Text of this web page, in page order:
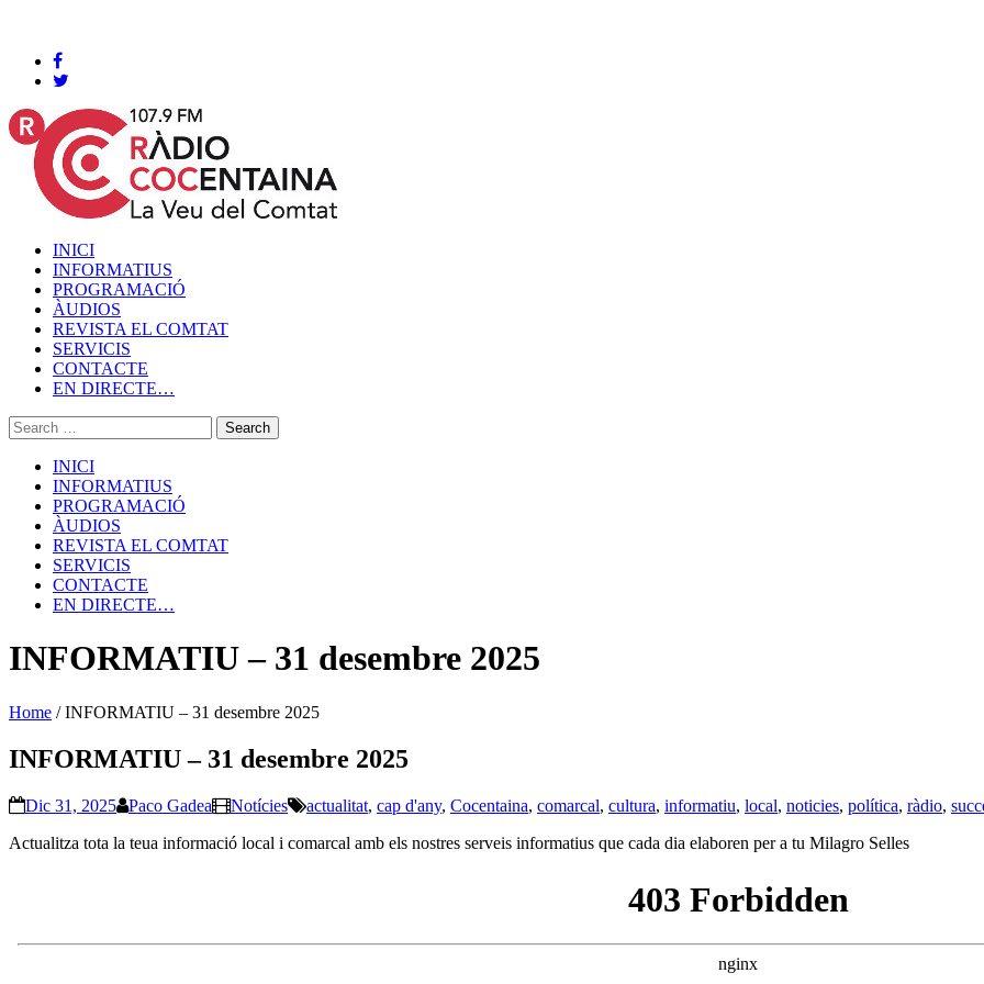
INICI
INFORMATIUS
PROGRAMACIÓ
ÀUDIOS
REVISTA EL COMTAT
SERVICIS
CONTACTE
EN DIRECTE…
INICI
INFORMATIUS
PROGRAMACIÓ
ÀUDIOS
REVISTA EL COMTAT
SERVICIS
CONTACTE
EN DIRECTE…
INFORMATIU – 31 desembre 2025
Home /INFORMATIU – 31 desembre 2025
INFORMATIU – 31 desembre 2025
Dic 31, 2025 Paco Gadea Notícies actualitat, cap d'any, Cocentaina, comarcal, cultura, informatiu, local, noticies, política, ràdio,
Actualitza tota la teua informació local i comarcal amb els nostres serveis informatius que cada dia elaboren per a tu Milagro Selles